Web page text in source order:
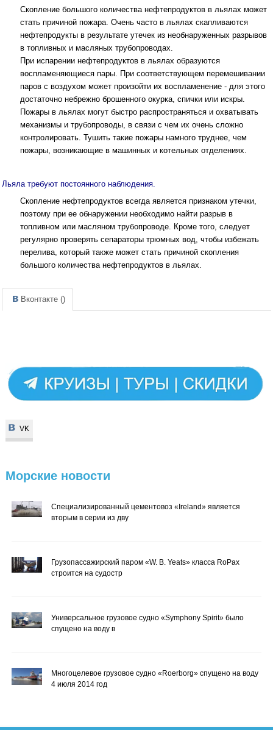
Скопление большого количества нефте­продуктов в льялах может
стать причиной пожара. Очень часто в льялах скапливаются
нефтепродукты в результате утечек из необ­наруженных разрывов
в топливных и масляных трубопроводах.
При испарении нефтепродуктов в льялах образуются
воспламеняющиеся пары. При соответствующем перемешивании
паров с воздухом может произойти их воспламенение - для этого
достаточно небрежно брошенного окурка, спички или искры.
Пожары в льялах могут быстро распространяться и охватывать
механизмы и трубопроводы, в связи с чем их очень сложно
контролировать. Тушить такие пожары намного труднее, чем
пожары, возникающие в машинных и котельных отделениях.
Льяла требуют постоянного наблюдения.
Скопление нефтепро­дуктов всегда является признаком утечки,
поэтому при ее обнаружении необходимо найти разрыв в
топливном или масляном трубопроводе. Кроме того, следует
регулярно проверять сепараторы трюмных вод, чтобы избежать
перелива, который также может стать причиной скопления
большого количества нефтепродуктов в льялах.
Вконтакте ()
VK
VK
Морские новости
Специализированный цементовоз «Ireland» является
вторым в серии из дву
Грузопассажирский паром «W. B. Yeats» класса RoPax
строится на судостр
Универсальное грузовое судно «Symphony Spirit» было
спущено на воду в
Многоцелевое грузовое судно «Roerborg» спущено на воду
4 июля 2014 год